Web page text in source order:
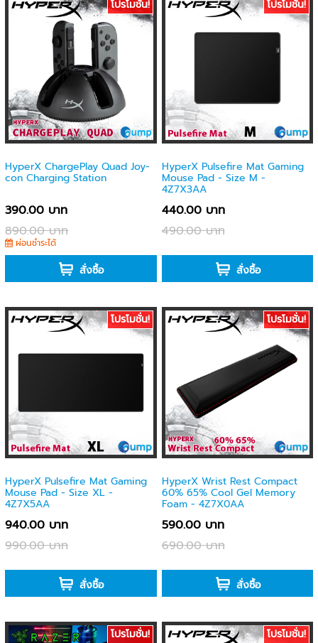
โปรโมชั่น!
HyperX ChargePlay Quad Joy-
con Charging Station
390.00 บาท
890.00 บาท
ผ่อนชำระได้
สั่งซื้อ
โปรโมชั่น!
HyperX Pulsefire Mat Gaming
Mouse Pad - Size M -
4Z7X3AA
440.00 บาท
490.00 บาท
สั่งซื้อ
โปรโมชั่น!
HyperX Pulsefire Mat Gaming
Mouse Pad - Size XL -
4Z7X5AA
940.00 บาท
990.00 บาท
สั่งซื้อ
โปรโมชั่น!
HyperX Wrist Rest Compact
60% 65% Cool Gel Memory
Foam - 4Z7X0AA
590.00 บาท
690.00 บาท
สั่งซื้อ
โปรโมชั่น! โปรโมชั่น!